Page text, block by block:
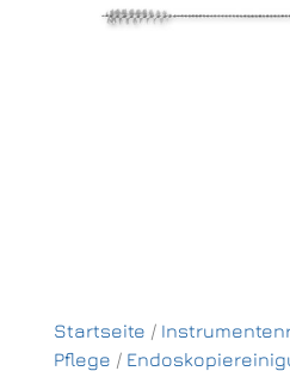
Startseite /
Pflege /